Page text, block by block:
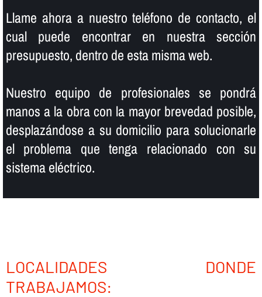
Llame ahora a nuestro teléfono de contacto, el
cual puede encontrar en nuestra sección
presupuesto, dentro de esta misma web.
Nuestro equipo de profesionales se pondrá
manos a la obra con la mayor brevedad posible,
desplazándose a su domicilio para solucionarle
el problema que tenga relacionado con su
sistema eléctrico.
LOCALIDADES DONDE
TRABAJAMOS: